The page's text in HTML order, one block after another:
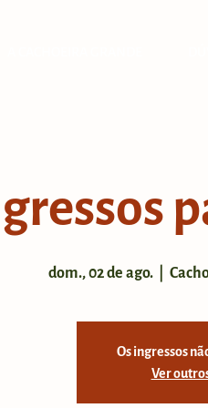
dom., 02 de ago.
  |
Os ingressos
Ver